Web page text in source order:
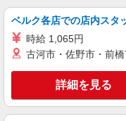
ベルク各店での店内スタ
時給 1,065円
古河市・佐野市・前
詳細を見る